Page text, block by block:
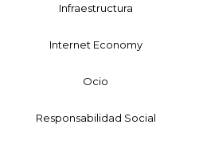
Infraestructura
Internet Economy
Ocio
Responsabilidad Social